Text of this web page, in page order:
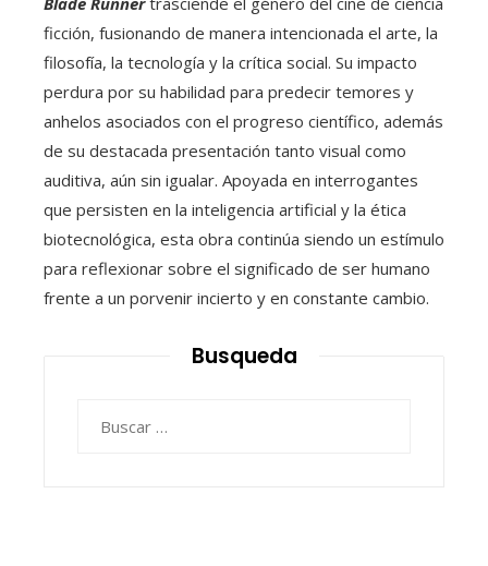
ficción, fusionando de manera intencionada el arte, la
filosofía, la tecnología y la crítica social. Su impacto
perdura por su habilidad para predecir temores y
anhelos asociados con el progreso científico, además
de su destacada presentación tanto visual como
auditiva, aún sin igualar. Apoyada en interrogantes
que persisten en la inteligencia artificial y la ética
biotecnológica, esta obra continúa siendo un estímulo
para reflexionar sobre el significado de ser humano
frente a un porvenir incierto y en constante cambio.
Busqueda